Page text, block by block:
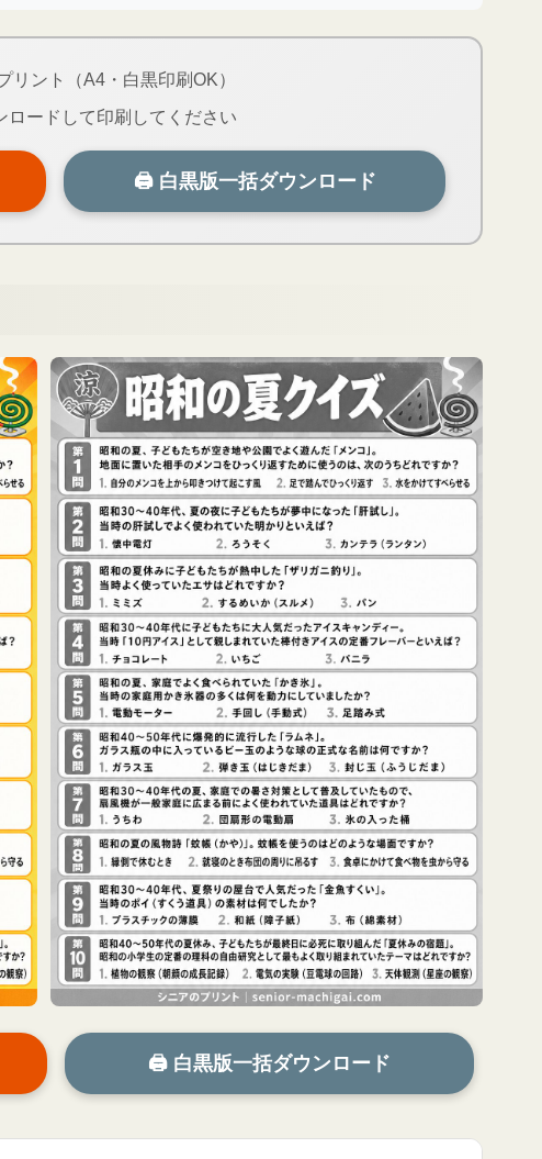
リント（A4・白黒印刷OK）
ロードして印刷してください
🖨 白黒版一括ダウンロード
🖨 白黒版一括ダウンロード